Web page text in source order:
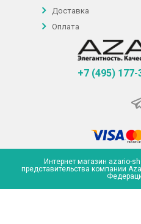
Доставка
Оплата
+7 (495) 177-
Интернет магазин azario-
представительства компании